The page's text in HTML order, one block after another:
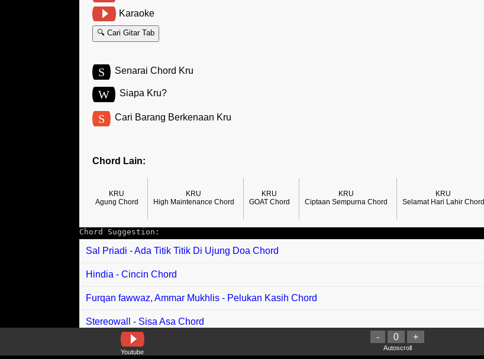
Karaoke
🔍 Cari Gitar Tab
S Senarai Chord Kru
W Siapa Kru?
S Cari Barang Berkenaan Kru
Chord Lain:
KRU
Agung Chord
KRU
High Maintenance Chord
KRU
GOAT Chord
KRU
Ciptaan Sempurna Chord
KRU
Selamat Hari Lahir Chord
Chord Suggestion:
Sal Priadi - Ada Titik Titik Di Ujung Doa Chord
Hindia - Cincin Chord
Furqan fawwaz, Ammar Mukhlis - Pelukan Kasih Chord
Stereowall - Sisa Asa Chord
Nabila Razali, Alvn, Haziq Hussni - Sampai Jumpa Chord
Youtube
- 0 +
Autoscroll